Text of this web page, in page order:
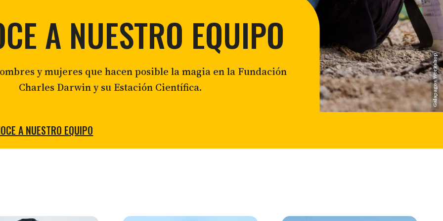
Control de la mosca vampiro aviar
Restauración Ecologica en Floreana
Restauración de Zonas Áridas
Sostenibilidad para la conservación
Galapagos Workshop
A NUESTRO EQUIPO
y mujeres que hacen posible la magia en la Fundación
Charles Darwin y su Estación Científica.
A NUESTRO EQUIPO